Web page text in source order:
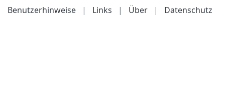
Benutzerhinweise
| Links | Über | Datenschutz